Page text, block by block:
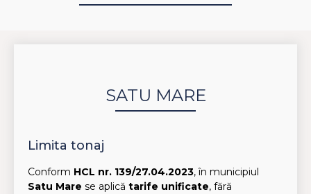
SATU MARE
Limita tonaj
Conform HCL nr. 139/27.04.2023, în municipiul
Satu Mare se aplică tarife unificate, fără